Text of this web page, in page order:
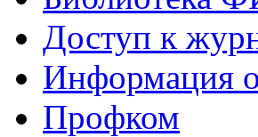
Доступ к
Информация
Профком